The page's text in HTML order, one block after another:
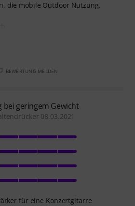
die mobile Outdoor Nutzung.
BEWERTUNG MELDEN
bei geringem Gewicht
08.03.2021
für eine Konzertgitarre